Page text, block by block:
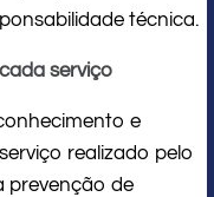
técnica.
serviço
e
realizado pelo
prevenção de